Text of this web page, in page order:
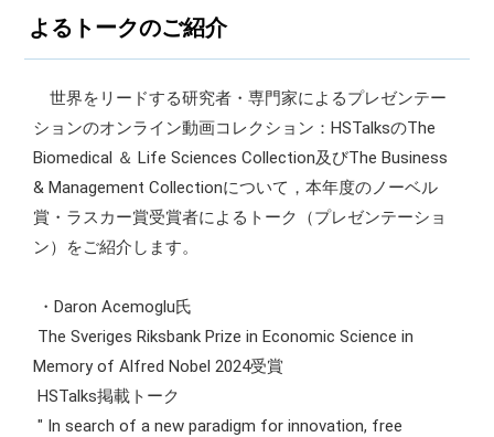
よるトークのご紹介
世界をリードする研究者・専門家によるプレゼンテー
ションのオンライン動画コレクション：HSTalksのThe
Biomedical ＆ Life Sciences Collection及びThe Business
& Management Collectionについて，本年度のノーベル
賞・ラスカー賞受賞者によるトーク（プレゼンテーショ
ン）をご紹介します。
・Daron Acemoglu氏
The Sveriges Riksbank Prize in Economic Science in
Memory of Alfred Nobel 2024受賞
HSTalks掲載トーク
" In search of a new paradigm for innovation, free